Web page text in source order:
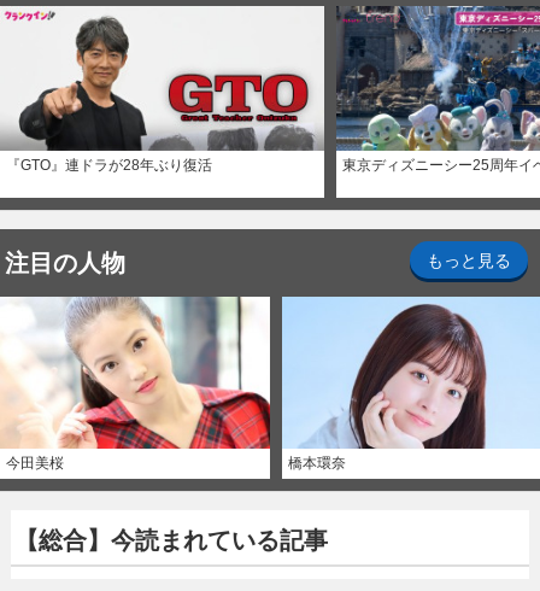
『GTO』連ドラが28年ぶり復活 東京ディズニーシー25周年イ
注目の人物 もっと見る
今田美桜 橋本環奈
【総合】今読まれている記事